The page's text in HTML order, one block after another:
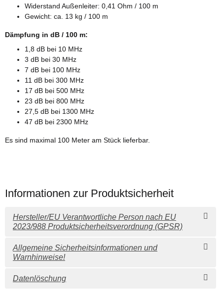
Widerstand Außenleiter: 0,41 Ohm / 100 m
Gewicht: ca. 13 kg / 100 m
Dämpfung in dB / 100 m:
1,8 dB bei 10 MHz
3 dB bei 30 MHz
7 dB bei 100 MHz
11 dB bei 300 MHz
17 dB bei 500 MHz
23 dB bei 800 MHz
27,5 dB bei 1300 MHz
47 dB bei 2300 MHz
Es sind maximal 100 Meter am Stück lieferbar.
Informationen zur Produktsicherheit
Hersteller/EU Verantwortliche Person nach EU
2023/988 Produktsicherheitsverordnung (GPSR)
Allgemeine Sicherheitsinformationen und
Warnhinweise!
Datenlöschung